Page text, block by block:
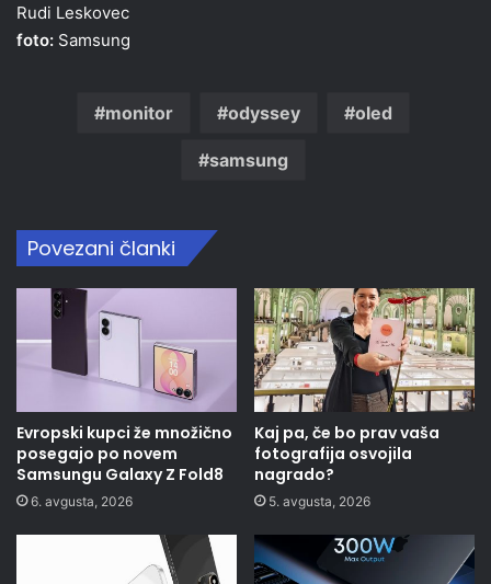
Rudi Leskovec
foto: Samsung
monitor odyssey oled
samsung
Povezani članki
Evropski kupci že množično
posegajo po novem
Samsungu Galaxy Z Fold8
6. avgusta, 2026
Kaj pa, če bo prav vaša
fotografija osvojila
nagrado?
5. avgusta, 2026